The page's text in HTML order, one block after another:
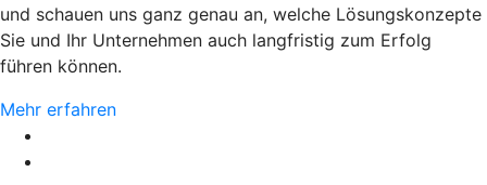
und schauen uns ganz genau an, welche Lösungskonzepte
Sie und Ihr Unternehmen auch langfristig zum Erfolg
führen können.
Mehr erfahren